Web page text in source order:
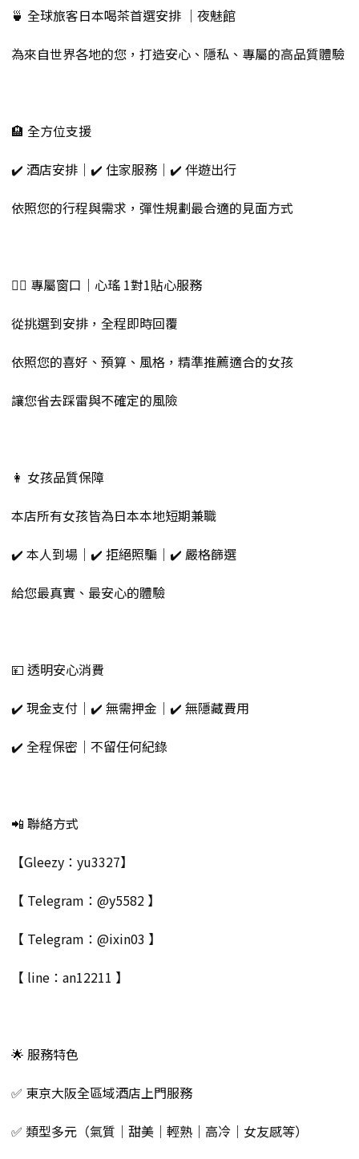
🍵 全球旅客日本喝茶首選安排 ｜夜魅館
為來自世界各地的您，打造安心、隱私、專屬的高品質體驗
🏨 全方位支援
✔️ 酒店安排｜✔️ 住家服務｜✔️ 伴遊出行
依照您的行程與需求，彈性規劃最合適的見面方式
💁‍♀️ 專屬窗口｜心瑤 1對1貼心服務
從挑選到安排，全程即時回覆
依照您的喜好、預算、風格，精準推薦適合的女孩
讓您省去踩雷與不確定的風險
👩 女孩品質保障
本店所有女孩皆為日本本地短期兼職
✔️ 本人到場｜✔️ 拒絕照騙｜✔️ 嚴格篩選
給您最真實、最安心的體驗
💴 透明安心消費
✔️ 現金支付｜✔️ 無需押金｜✔️ 無隱藏費用
✔️ 全程保密｜不留任何紀錄
📲 聯絡方式
【Gleezy：yu3327】
【 Telegram：@y5582 】
【 Telegram：@ixin03 】
【 line：an12211 】
🌟 服務特色
✅ 東京大阪全區域酒店上門服務
✅ 類型多元（氣質｜甜美｜輕熟｜高冷｜女友感等）